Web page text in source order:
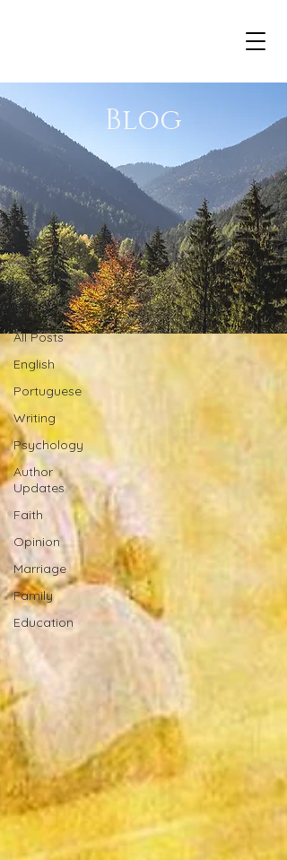
Blog
All Posts
English
Portuguese
Writing
Psychology
Author
Updates
Faith
Opinion
Marriage
Family
Education
All Posts
Blog